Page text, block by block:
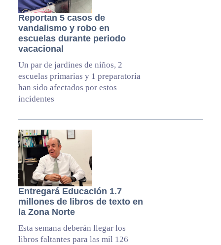
Reportan 5 casos de
vandalismo y robo en
escuelas durante periodo
vacacional
Un par de jardines de niños, 2
escuelas primarias y 1 preparatoria
han sido afectados por estos
incidentes
Entregará Educación 1.7
millones de libros de texto en
la Zona Norte
Esta semana deberán llegar los
libros faltantes para las mil 126